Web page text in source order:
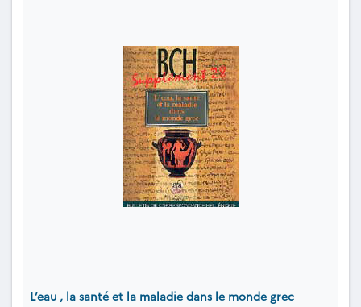
L’eau , la santé et la maladie dans le monde grec